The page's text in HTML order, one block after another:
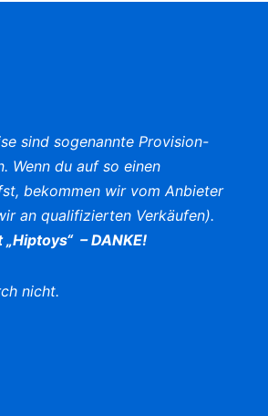
sind sogenannte Provision-
Wenn du auf so einen
bekommen wir vom Anbieter
an qualifizierten Verkäufen).
– DANKE!
nicht.